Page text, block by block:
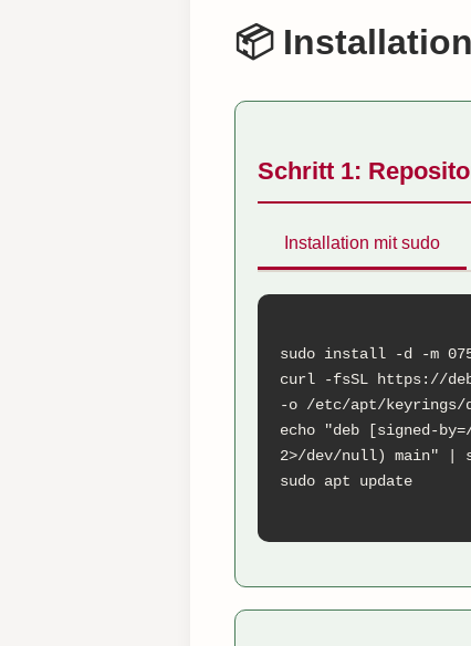
📦
Schritt 1:
Installation mit sudo
sudo install -d -m
curl -fsSL https://
-o /etc/apt/
echo "deb [signed-
2>/dev/null) main"
sudo apt update